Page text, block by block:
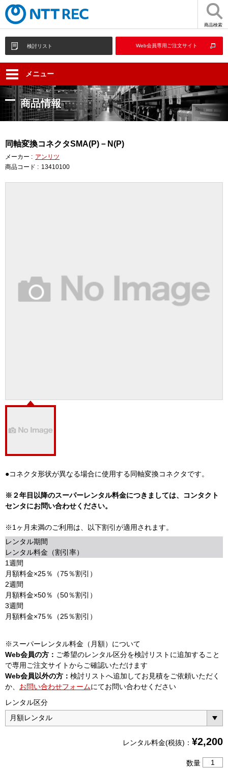
商品検索
検討リスト Web会員専用ご注文サイト
メニュー
商品情報
同軸変換コネクタSMA(P)－N(P)
メーカー : アンリツ
商品コード : 13410100
●コネクタ形状が異なる場合に使用する同軸変換コネクタです。
※２年目以降のスーパーレンタル料金につきましては、コンタクト
センタにお問い合わせください。
※1ヶ月未満のご利用は、以下割引が適用されます。
レンタル期間
レンタル料金（割引率）
1週間
月額料金×25％（75％割引）
2週間
月額料金×50％（50％割引）
3週間
月額料金×75％（25％割引）
※スーパーレンタル料金（月額）について
Web会員の方： ご希望のレンタル区分を検討リストに追加すること
で専用ご注文サイトからご確認いただけます
Web会員以外の方： 検討リストへ追加してお見積をご依頼いただく
か、 お問い合わせフォームにてお問い合わせください
レンタル区分
レンタル料金(税抜)： ¥2,200
数量